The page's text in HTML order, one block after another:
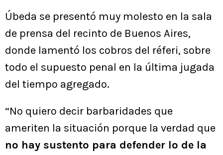
Úbeda se presentó muy molesto en la sala
de prensa del recinto de Buenos Aires,
donde lamentó los cobros del réferi, sobre
todo el supuesto penal en la última jugada
del tiempo agregado.
“No quiero decir barbaridades que
ameriten la situación porque la verdad que
no hay sustento para defender lo de la